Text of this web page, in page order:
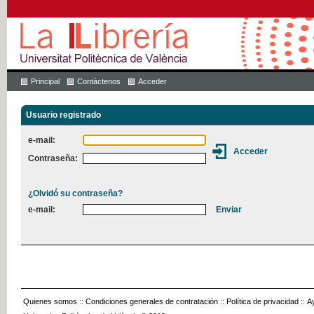
Principal Contáctenos Acceder
Usuario registrado
e-mail:
Contraseña:
¿Olvidó su contraseña?
e-mail:
Quienes somos :: Condiciones generales de contratación :: Política de privacidad ::